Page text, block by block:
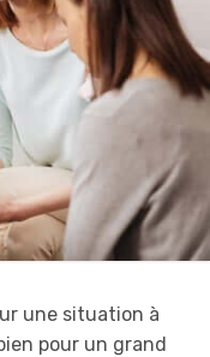
une situation à
pour un grand